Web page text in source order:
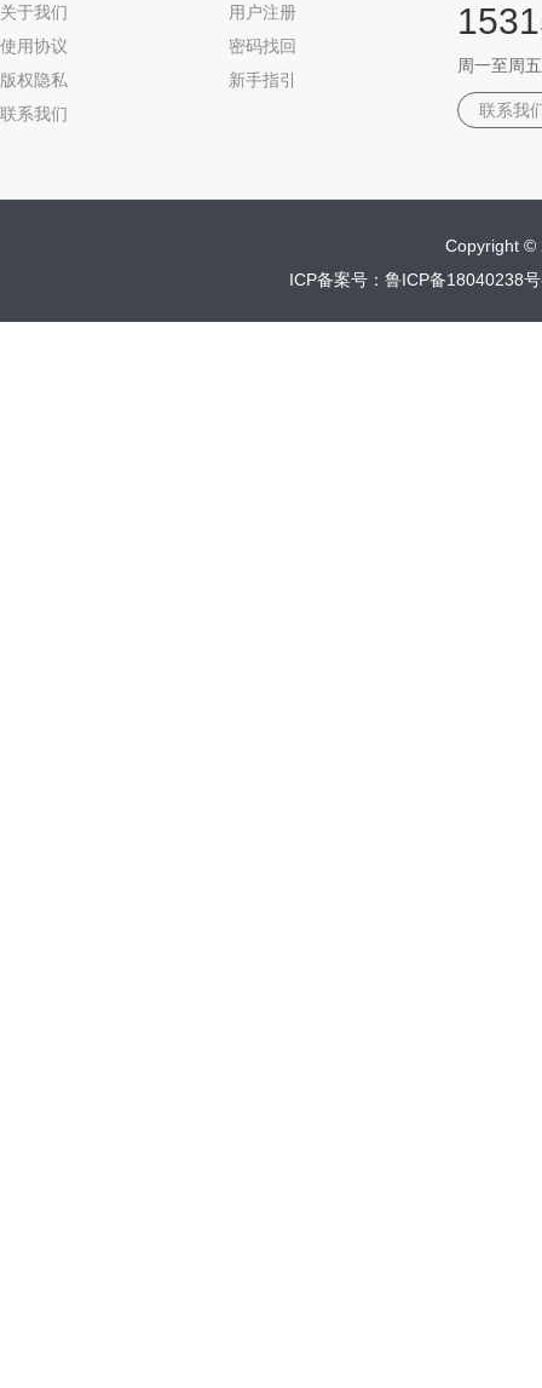
关于我们
使用协议
版权隐私
联系我们
用户注册
密码找回
新手指引
周一至周
联系我
Copyright ©
ICP备案号：鲁ICP备18040238